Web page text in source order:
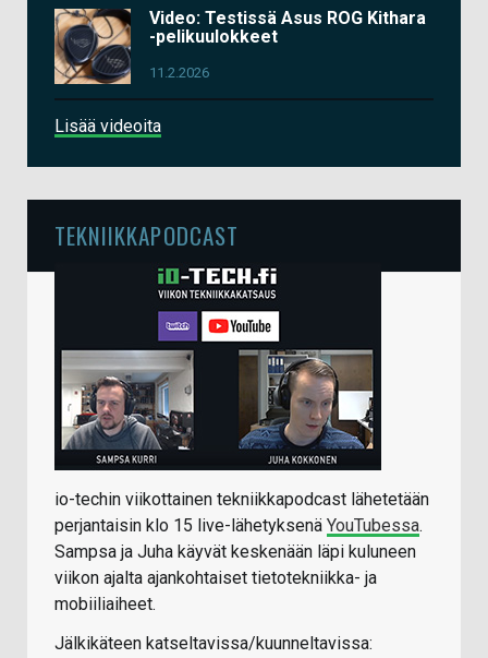
Video: Testissä Asus ROG Kithara
-pelikuulokkeet
11.2.2026
Lisää videoita
TEKNIIKKAPODCAST
io-techin viikottainen tekniikkapodcast lähetetään
perjantaisin klo 15 live-lähetyksenä YouTubessa.
Sampsa ja Juha käyvät keskenään läpi kuluneen
viikon ajalta ajankohtaiset tietotekniikka- ja
mobiiliaiheet.
Jälkikäteen katseltavissa/kuunneltavissa: